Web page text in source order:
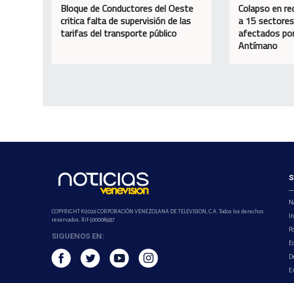
Bloque de Conductores del Oeste
critica falta de supervisión de las
tarifas del transporte público
Colapso en
a 15
afectados
Antímano
COPYRIGHT ©2026 CORPORACIÓN VENEZOLANA DE TELEVISION, C.A. Todos los derechos
reservados. Rif-j000089337
SIGUENOS EN: